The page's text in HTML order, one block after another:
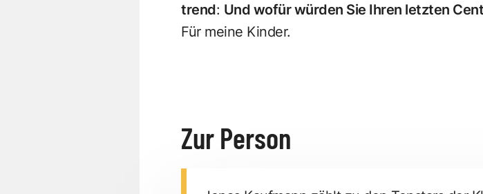
trend: Und wofür würden Sie Ihren letzten
Für meine Kinder.
Zur Person